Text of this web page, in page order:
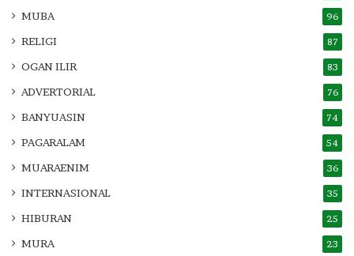
MUBA 96
RELIGI 87
OGAN ILIR 83
ADVERTORIAL 76
BANYUASIN 74
PAGARALAM 54
MUARAENIM 36
INTERNASIONAL 35
HIBURAN 25
MURA 23